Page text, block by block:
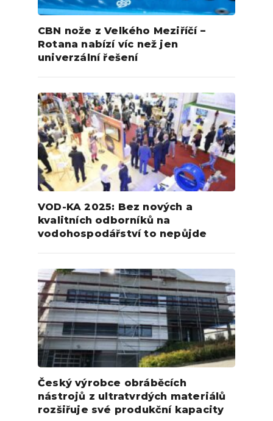
CBN nože z Velkého Meziříčí –
Rotana nabízí víc než jen
univerzální řešení
VOD-KA 2025: Bez nových a
kvalitních odborníků na
vodohospodářství to nepůjde
Český výrobce obráběcích
nástrojů z ultratvrdých materiálů
rozšiřuje své produkční kapacity